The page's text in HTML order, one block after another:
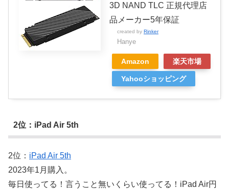
3D NAND TLC 正規代理店
品メーカー5年保証
created by Rinker
Hanye
Amazon 楽天市場
Yahooショッピング
2位：iPad Air 5th
2位： iPad Air 5th
2023年1月購入。
毎日使ってる！言うこと無いくらい使ってる！iPad Air円